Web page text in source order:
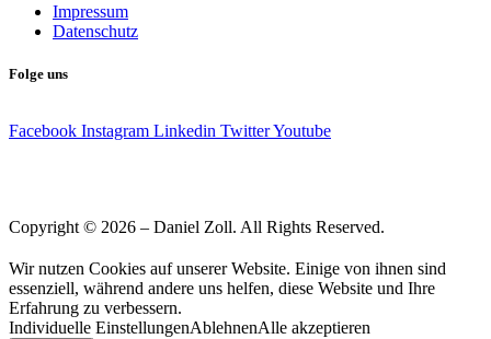
Impressum
Datenschutz
Folge uns
Facebook Instagram Linkedin TwitterYoutube
Copyright © 2026 – Daniel Zoll. All Rights Reserved.
Wir nutzen Cookies auf unserer Website. Einige von ihnen sind
essenziell, während andere uns helfen, diese Website und Ihre
Erfahrung zu verbessern.
Individuelle EinstellungenAblehnenAlle akzeptieren